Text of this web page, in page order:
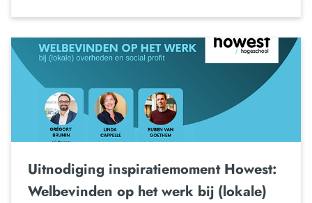
Uitnodiging inspiratiemoment Howest:
Welbevinden op het werk bij (lokale)